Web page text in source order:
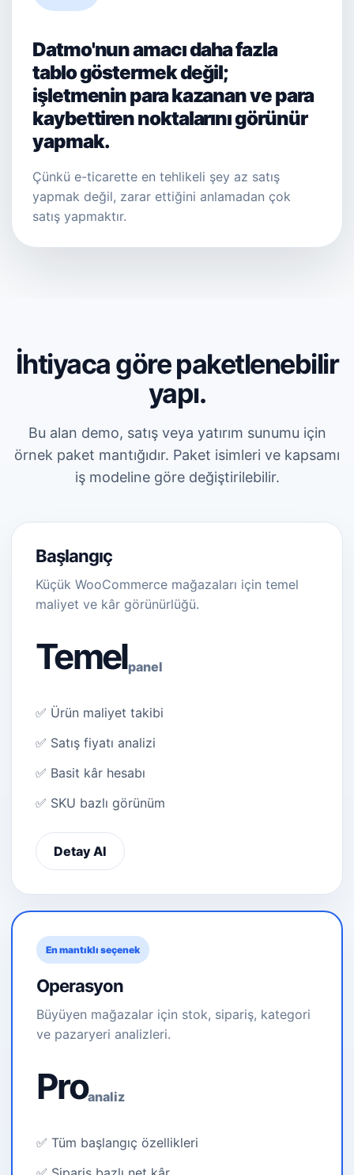
Datmo'nun amacı daha fazla
tablo göstermek değil;
işletmenin para kazanan ve para
kaybettiren noktalarını görünür
yapmak.
Çünkü e-ticarette en tehlikeli şey az satış
yapmak değil, zarar ettiğini anlamadan çok
satış yapmaktır.
İhtiyaca göre paketlenebilir
yapı.
Bu alan demo, satış veya yatırım sunumu için
örnek paket mantığıdır. Paket isimleri ve kapsamı
iş modeline göre değiştirilebilir.
Başlangıç
Küçük WooCommerce mağazaları için temel
maliyet ve kâr görünürlüğü.
Temelpanel
✅ Ürün maliyet takibi
✅ Satış fiyatı analizi
✅ Basit kâr hesabı
✅ SKU bazlı görünüm
Detay Al
En mantıklı seçenek
Operasyon
Büyüyen mağazalar için stok, sipariş, kategori
ve pazaryeri analizleri.
Proanaliz
✅ Tüm başlangıç özellikleri